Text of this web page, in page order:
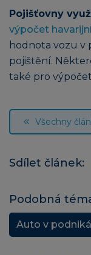
Pojišťovny
výpočet
hodnota vozu v
pojištění.
také pro
Všechny
Sdílet článek:
Podobná
Auto v